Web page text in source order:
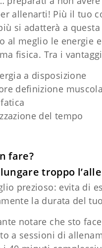
allenarti! Più il tuo
si adatterà a
al meglio le energie
fisica. Tra i
a disposizione
definizione
del tempo
fare?
troppo
prezioso: evita di
la durata del
notare che sto
a sessioni di